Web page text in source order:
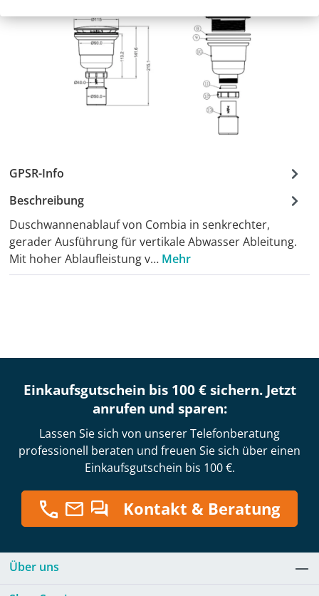
GPSR-Info
Beschreibung
Duschwannenablauf von Combia in senkrechter,
gerader Ausführung für vertikale Abwasser Ableitung.
Mit hoher Ablaufleistung v… Mehr
Einkaufsgutschein bis 100 € sichern. Jetzt
anrufen und sparen:
Lassen Sie sich von unserer Telefonberatung
professionell beraten und freuen Sie sich über einen
Einkaufsgutschein bis 100 €.
Kontakt & Beratung
Über uns